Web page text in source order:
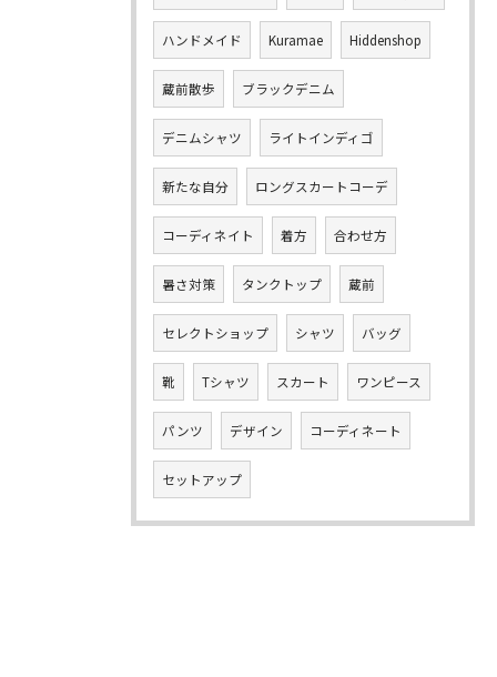
ハンドメイド Kuramae Hiddenshop
蔵前散歩 ブラックデニム
デニムシャツ ライトインディゴ
新たな自分 ロングスカートコーデ
コーディネイト 着方 合わせ方
暑さ対策 タンクトップ 蔵前
セレクトショップ シャツ バッグ
靴 Tシャツ スカート ワンピース
パンツ デザイン コーディネート
セットアップ